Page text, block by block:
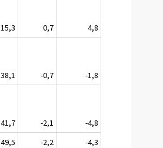
15,3 0,7
4,8
38,1 -0,7
-1,8
41,7 -2,1
-4,8
49,5 -2,2
-4,3